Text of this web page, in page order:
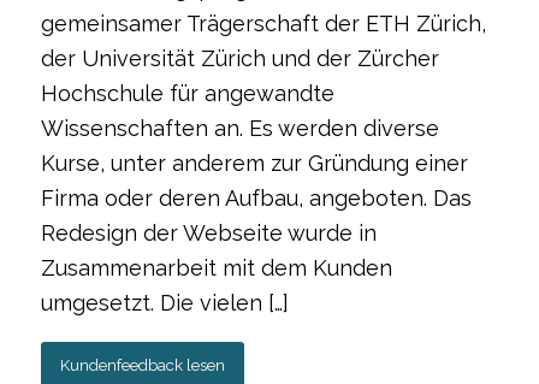
gemeinsamer Trägerschaft der ETH Zürich,
der Universität Zürich und der Zürcher
Hochschule für angewandte
Wissenschaften an. Es werden diverse
Kurse, unter anderem zur Gründung einer
Firma oder deren Aufbau, angeboten. Das
Redesign der Webseite wurde in
Zusammenarbeit mit dem Kunden
umgesetzt. Die vielen […]
Kundenfeedback lesen